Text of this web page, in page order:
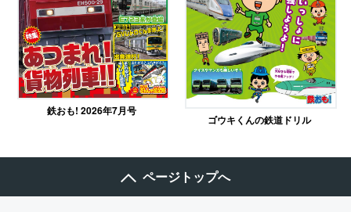
鉄おも! 2026年7月号
ゴウキくんの鉄道ドリル
ページトップへ